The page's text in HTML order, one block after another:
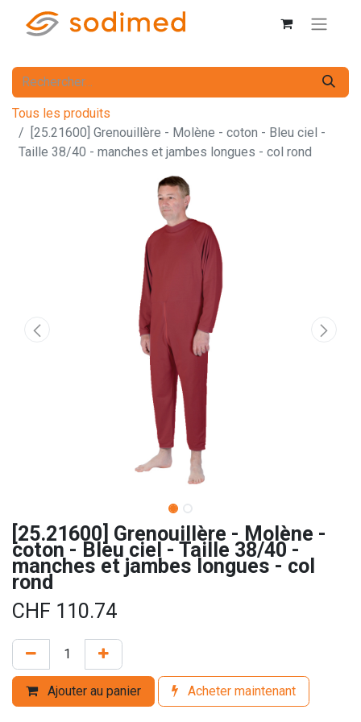
Tous les produits
[25.21600] Grenouillère - Molène - coton - Bleu ciel -
Taille 38/40 - manches et jambes longues - col rond
[25.21600] Grenouillère - Molène -
coton - Bleu ciel - Taille 38/40 -
manches et jambes longues - col
rond
CHF 110.74
Ajouter au panier Acheter maintenant